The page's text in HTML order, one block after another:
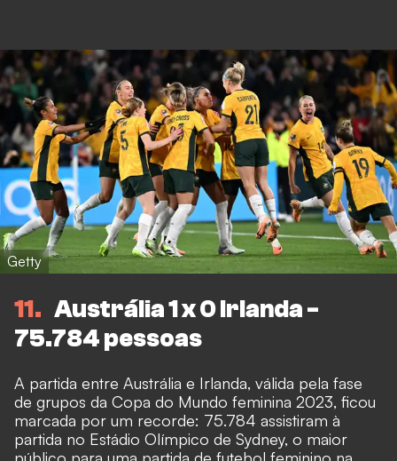
Getty
11
Austrália 1 x 0 Irlanda -
75.784 pessoas
A partida entre Austrália e Irlanda, válida pela fase
de grupos da Copa do Mundo feminina 2023, ficou
marcada por um recorde: 75.784 assistiram à
partida no Estádio Olímpico de Sydney, o maior